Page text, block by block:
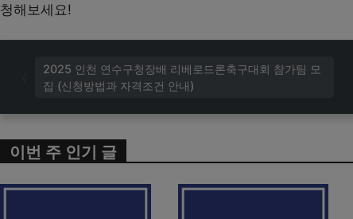
청해보세요!
2025 인천 연수구청장배 리베로드론축구대회 참가팀 모
집 (신청방법과 자격조건 안내)
이번 주 인기 글